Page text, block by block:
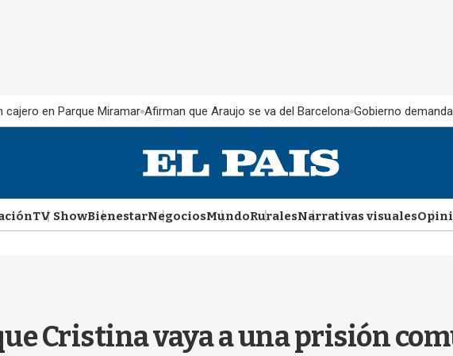
cajero en Parque Miramar Afirman que Araujo se va del Barcelona Gobierno
TV ShowBienestarNegociosMundoRuralesNarrativas visuales
Cristina vaya a una prisión